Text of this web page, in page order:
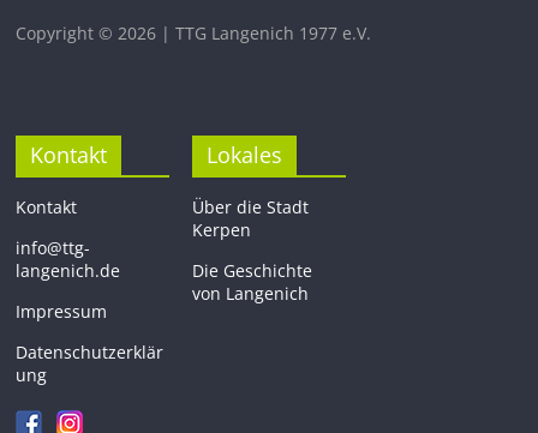
Copyright © 2026 | TTG Langenich 1977 e.V.
Kontakt
Kontakt
info@ttg-
langenich.de
Impressum
Datenschutzerklär
ung
Lokales
Über die Stadt
Kerpen
Die Geschichte
von Langenich